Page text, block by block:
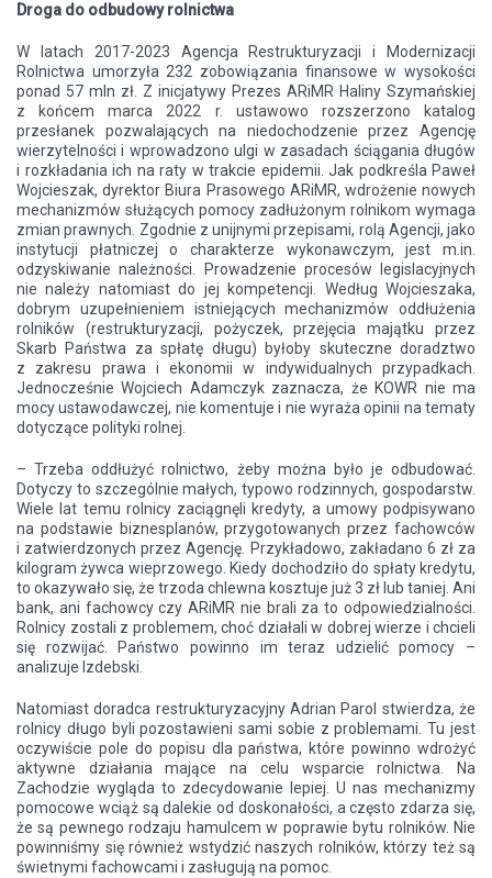
Droga do odbudowy rolnictwa
W latach 2017-2023 Agencja Restrukturyzacji i Modernizacji
Rolnictwa umorzyła 232 zobowiązania finansowe w wysokości
ponad 57 mln zł. Z inicjatywy Prezes ARiMR Haliny Szymańskiej
z końcem marca 2022 r. ustawowo rozszerzono katalog
przesłanek pozwalających na niedochodzenie przez Agencję
wierzytelności i wprowadzono ulgi w zasadach ściągania długów
i rozkładania ich na raty w trakcie epidemii. Jak podkreśla Paweł
Wojcieszak, dyrektor Biura Prasowego ARiMR, wdrożenie nowych
mechanizmów służących pomocy zadłużonym rolnikom wymaga
zmian prawnych. Zgodnie z unijnymi przepisami, rolą Agencji, jako
instytucji płatniczej o charakterze wykonawczym, jest m.in.
odzyskiwanie należności. Prowadzenie procesów legislacyjnych
nie należy natomiast do jej kompetencji. Według Wojcieszaka,
dobrym uzupełnieniem istniejących mechanizmów oddłużenia
rolników (restrukturyzacji, pożyczek, przejęcia majątku przez
Skarb Państwa za spłatę długu) byłoby skuteczne doradztwo
z zakresu prawa i ekonomii w indywidualnych przypadkach.
Jednocześnie Wojciech Adamczyk zaznacza, że KOWR nie ma
mocy ustawodawczej, nie komentuje i nie wyraża opinii na tematy
dotyczące polityki rolnej.
– Trzeba oddłużyć rolnictwo, żeby można było je odbudować.
Dotyczy to szczególnie małych, typowo rodzinnych, gospodarstw.
Wiele lat temu rolnicy zaciągnęli kredyty, a umowy podpisywano
na podstawie biznesplanów, przygotowanych przez fachowców
i zatwierdzonych przez Agencję. Przykładowo, zakładano 6 zł za
kilogram żywca wieprzowego. Kiedy dochodziło do spłaty kredytu,
to okazywało się, że trzoda chlewna kosztuje już 3 zł lub taniej. Ani
bank, ani fachowcy czy ARiMR nie brali za to odpowiedzialności.
Rolnicy zostali z problemem, choć działali w dobrej wierze i chcieli
się rozwijać. Państwo powinno im teraz udzielić pomocy –
analizuje Izdebski.
Natomiast doradca restrukturyzacyjny Adrian Parol stwierdza, że
rolnicy długo byli pozostawieni sami sobie z problemami. Tu jest
oczywiście pole do popisu dla państwa, które powinno wdrożyć
aktywne działania mające na celu wsparcie rolnictwa. Na
Zachodzie wygląda to zdecydowanie lepiej. U nas mechanizmy
pomocowe wciąż są dalekie od doskonałości, a często zdarza się,
że są pewnego rodzaju hamulcem w poprawie bytu rolników. Nie
powinniśmy się również wstydzić naszych rolników, którzy też są
świetnymi fachowcami i zasługują na pomoc.